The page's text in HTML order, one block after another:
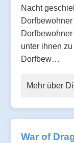
Nacht
unter ihnen
Dorfbew…
Mehr über
War of